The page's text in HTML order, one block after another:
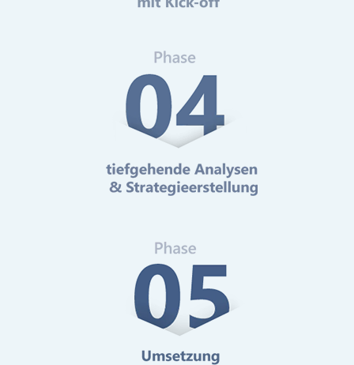
Online-Marketing Beratung
Mehr erfahren
Digitale Barrierefreiheit